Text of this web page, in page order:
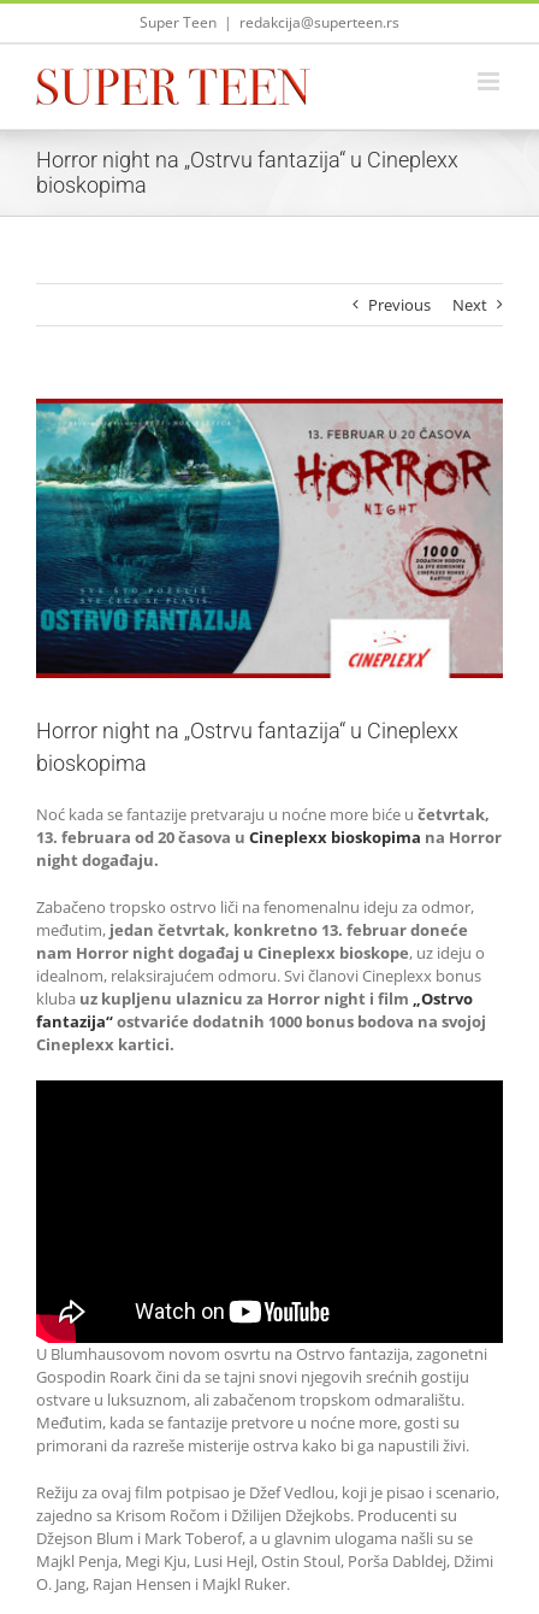
Skip
Super Teen | redakcija@superteen.rs
Horror night na „Ostrvu fantazija“ u Cineplexx
bioskopima
Previous Next
View
Larger
Image
Horror night na „Ostrvu fantazija“ u Cineplexx
bioskopima
Noć kada se fantazije pretvaraju u noćne more biće u četvrtak,
13. februara od 20 časova u Cineplexx bioskopima na Horror
night događaju.
Zabačeno tropsko ostrvo liči na fenomenalnu ideju za odmor,
međutim, jedan četvrtak, konkretno 13. februar doneće
nam Horror night događaj u Cineplexx bioskope, uz ideju o
idealnom, relaksirajućem odmoru. Svi članovi Cineplexx bonus
kluba uz kupljenu ulaznicu za Horror night i film „Ostrvo
fantazija“ostvariće dodatnih 1000 bonus bodova na svojoj
Cineplexx kartici.
U Blumhausovom novom osvrtu na Ostrvo fantazija, zagonetni
Gospodin Roark čini da se tajni snovi njegovih srećnih gostiju
ostvare u luksuznom, ali zabačenom tropskom odmaralištu.
Međutim, kada se fantazije pretvore u noćne more, gosti su
primorani da razreše misterije ostrva kako bi ga napustili živi.
Režiju za ovaj film potpisao je Džef Vedlou, koji je pisao i scenario,
zajedno sa Krisom Ročom i Džilijen Džejkobs. Producenti su
Džejson Blum i Mark Toberof, a u glavnim ulogama našli su se
Majkl Penja, Megi Kju, Lusi Hejl, Ostin Stoul, Porša Dabldej, Džimi
O. Jang, Rajan Hensen i Majkl Ruker.